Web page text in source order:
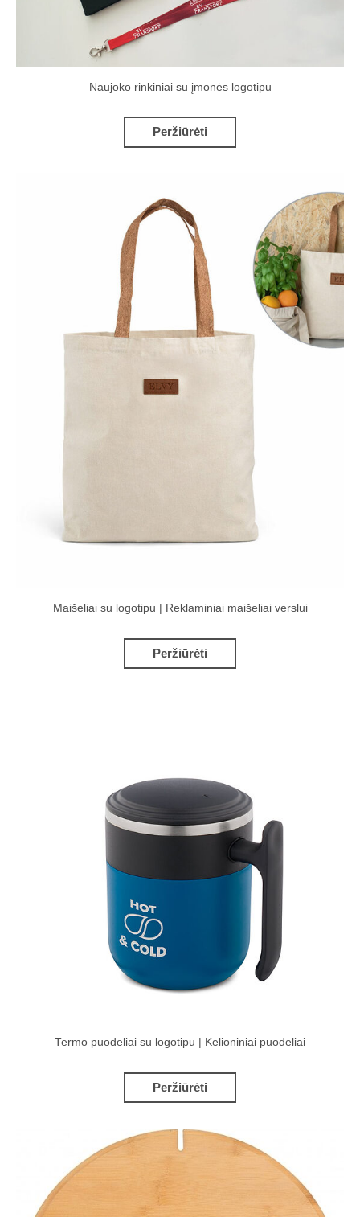
Naujoko rinkiniai su įmonės logotipu
Peržiūrėti
Maišeliai su logotipu | Reklaminiai maišeliai verslui
Peržiūrėti
Termo puodeliai su logotipu | Kelioniniai puodeliai
Peržiūrėti